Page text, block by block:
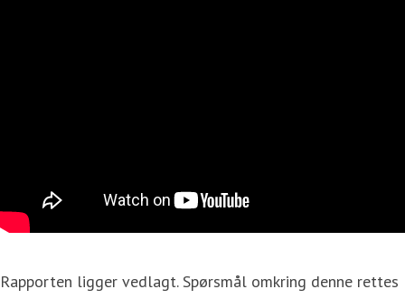
Rapporten ligger vedlagt. Spørsmål omkring denne rettes